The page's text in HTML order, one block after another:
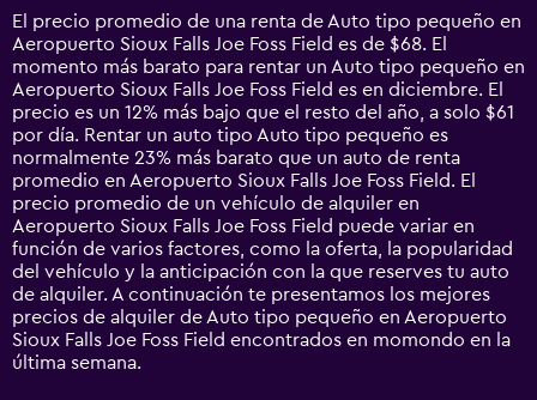
14
categories.
The
chart
has
1
Y
axis
displaying
values.
Range:
0
to
120.
El precio promedio de una renta de Auto tipo pequeño en
Aeropuerto Sioux Falls Joe Foss Field es de $68. El
momento más barato para rentar un Auto tipo pequeño en
Aeropuerto Sioux Falls Joe Foss Field es en diciembre. El
precio es un 12% más bajo que el resto del año, a solo $61
por día. Rentar un auto tipo Auto tipo pequeño es
normalmente 23% más barato que un auto de renta
promedio en Aeropuerto Sioux Falls Joe Foss Field. El
precio promedio de un vehículo de alquiler en
Aeropuerto Sioux Falls Joe Foss Field puede variar en
función de varios factores, como la oferta, la popularidad
del vehículo y la anticipación con la que reserves tu auto
de alquiler. A continuación te presentamos los mejores
precios de alquiler de Auto tipo pequeño en Aeropuerto
Sioux Falls Joe Foss Field encontrados en momondo en la
última semana.